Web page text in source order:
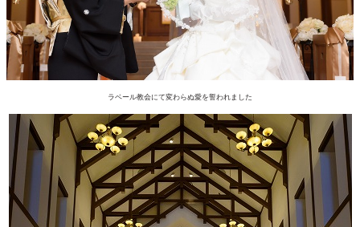
ラベール教会にて変わらぬ愛を誓われました